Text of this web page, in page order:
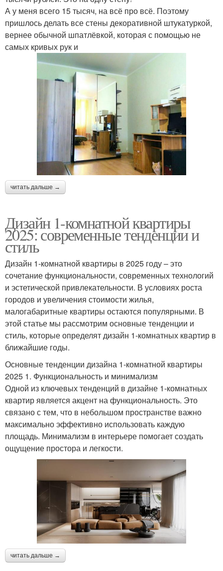
А у меня всего 15 тысяч, на всё про всё. Поэтому
пришлось делать все стены декоративной штукатуркой,
вернее обычной шпатлёвкой, которая с помощью не
самых кривых рук и
читать дальше →
Дизайн 1-комнатной квартиры
2025: современные тенденции и
стиль
Дизайн 1-комнатной квартиры в 2025 году – это
сочетание функциональности, современных технологий
и эстетической привлекательности. В условиях роста
городов и увеличения стоимости жилья,
малогабаритные квартиры остаются популярными. В
этой статье мы рассмотрим основные тенденции и
стиль, которые определят дизайн 1-комнатных квартир в
ближайшие годы.
Основные тенденции дизайна 1-комнатной квартиры
2025 1. Функциональность и минимализм
Одной из ключевых тенденций в дизайне 1-комнатных
квартир является акцент на функциональность. Это
связано с тем, что в небольшом пространстве важно
максимально эффективно использовать каждую
площадь. Минимализм в интерьере помогает создать
ощущение простора и легкости.
читать дальше →